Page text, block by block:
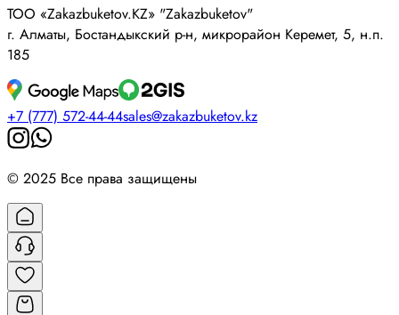
ТОО «Zakazbuketov.KZ» "Zakazbuketov"
г. Алматы, Бостандыкский р-н, микрорайон Керемет, 5, н.п.
185
+7 (777) 572-44-44sales@zakazbuketov.kz
© 2025 Все права защищены